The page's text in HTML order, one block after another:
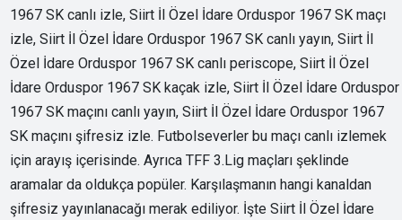
1967 SK canlı izle, Siirt İl Özel İdare Orduspor 1967 SK maçı
izle, Siirt İl Özel İdare Orduspor 1967 SK canlı yayın, Siirt İl
Özel İdare Orduspor 1967 SK canlı periscope, Siirt İl Özel
İdare Orduspor 1967 SK kaçak izle, Siirt İl Özel İdare Orduspor
1967 SK maçını canlı yayın, Siirt İl Özel İdare Orduspor 1967
SK maçını şifresiz izle. Futbolseverler bu maçı canlı izlemek
için arayış içerisinde. Ayrıca TFF 3.Lig maçları şeklinde
aramalar da oldukça popüler. Karşılaşmanın hangi kanaldan
şifresiz yayınlanacağı merak ediliyor. İşte Siirt İl Özel İdare